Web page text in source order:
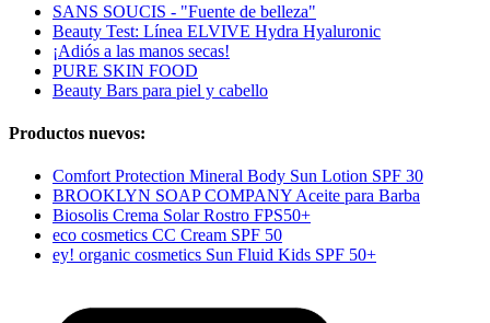
SANS SOUCIS - "Fuente de belleza"
Beauty Test: Línea ELVIVE Hydra Hyaluronic
¡Adiós a las manos secas!
PURE SKIN FOOD
Beauty Bars para piel y cabello
Productos nuevos:
Comfort Protection Mineral Body Sun Lotion SPF 30
BROOKLYN SOAP COMPANY Aceite para Barba
Biosolis Crema Solar Rostro FPS50+
eco cosmetics CC Cream SPF 50
ey! organic cosmetics Sun Fluid Kids SPF 50+